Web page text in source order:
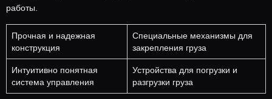
работы.
Прочная и надежная
конструкция
Специальные механизмы для
закрепления груза
Интуитивно понятная
система управления
Устройства для погрузки и
разгрузки груза